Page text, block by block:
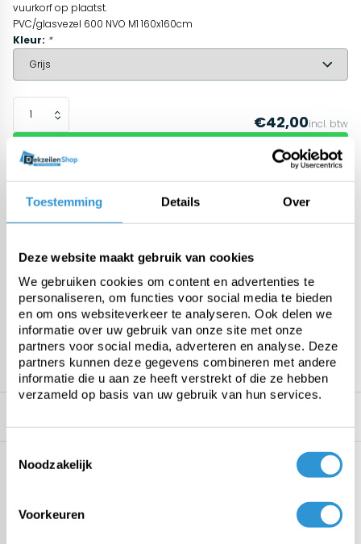
Toestemming Details Over
Deze website maakt gebruik van cookies
We gebruiken cookies om content en advertenties te
personaliseren, om functies voor social media te bieden
en om ons websiteverkeer te analyseren. Ook delen we
informatie over uw gebruik van onze site met onze
partners voor social media, adverteren en analyse. Deze
partners kunnen deze gegevens combineren met andere
informatie die u aan ze heeft verstrekt of die ze hebben
verzameld op basis van uw gebruik van hun services.
Toestemmingsselectie
Noodzakelijk
Voorkeuren
vuurkorf op plaatst.
PVC/glasvezel 600 NVO M1 160x160cm
Kleur: *
€42,00incl. btw
Andere maat? Offerte aanvragen
Direct leverbaar
€ 100,00)
Afhalen mogelijk in Antwerpen
Retourneren binnen 14 dagen (alleen standaard
producten)
1195+ klanten geven ons een 9.8/10
Specificaties